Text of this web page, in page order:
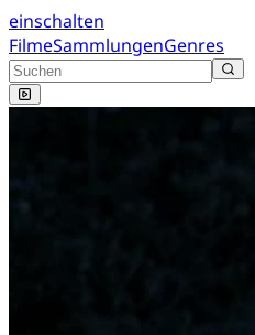
einschalten
FilmeSammlungenGenres